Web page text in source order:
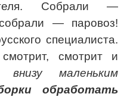
Собрали —
— паровоз!
специалиста.
смотрит и
маленьким
обработать